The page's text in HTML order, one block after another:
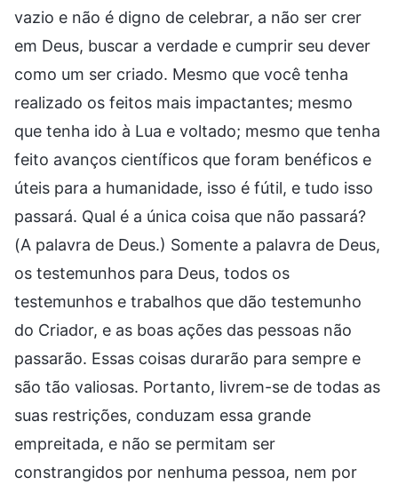
vazio e não é digno de celebrar, a não ser crer
em Deus, buscar a verdade e cumprir seu dever
como um ser criado. Mesmo que você tenha
realizado os feitos mais impactantes; mesmo
que tenha ido à Lua e voltado; mesmo que tenha
feito avanços científicos que foram benéficos e
úteis para a humanidade, isso é fútil, e tudo isso
passará. Qual é a única coisa que não passará?
(A palavra de Deus.) Somente a palavra de Deus,
os testemunhos para Deus, todos os
testemunhos e trabalhos que dão testemunho
do Criador, e as boas ações das pessoas não
passarão. Essas coisas durarão para sempre e
são tão valiosas. Portanto, livrem-se de todas as
suas restrições, conduzam essa grande
empreitada, e não se permitam ser
constrangidos por nenhuma pessoa, nem por